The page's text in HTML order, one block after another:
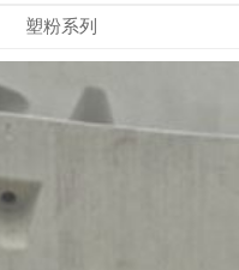
塑粉系列